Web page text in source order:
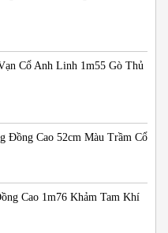
Cổ Anh Linh 1m55 Gò Thủ
Đồng Cao 52cm Màu Trầm Cổ
Cao 1m76 Khảm Tam Khí